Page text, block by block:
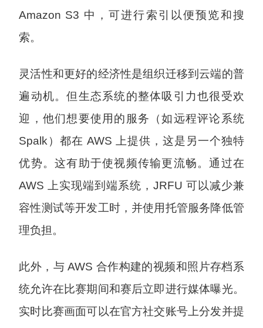
Amazon S3 中，可进行索引以便预览和搜
索。
灵活性和更好的经济性是组织迁移到云端的普
遍动机。但生态系统的整体吸引力也很受欢
迎，他们想要使用的服务（如远程评论系统
Spalk）都在 AWS 上提供，这是另一个独特
优势。这有助于使视频传输更流畅。通过在
AWS 上实现端到端系统，JRFU 可以减少兼
容性测试等开发工时，并使用托管服务降低管
理负担。
此外，与 AWS 合作构建的视频和照片存档系
统允许在比赛期间和赛后立即进行媒体曝光。
实时比赛画面可以在官方社交账号上分发并提